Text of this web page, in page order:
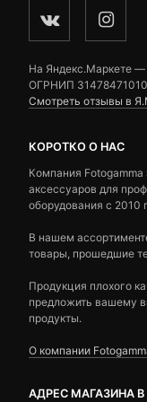
На Яндекс.Маркете —
ОГРНИП
Смотреть отзывы в
КОРОТКО О НАС
Компания
аксессуаров для
оборудования с 2010
В нашем
товары, прошедшие
Продукция плохого
предложить вашему
продукты.
О компании
АДРЕС МАГАЗИНА В